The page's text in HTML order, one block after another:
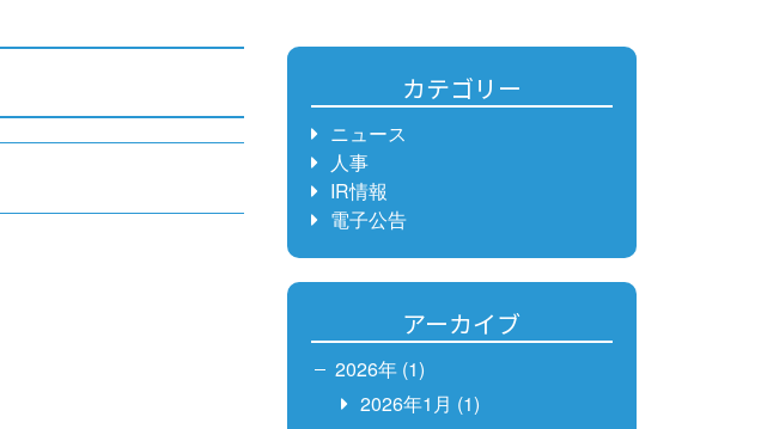
カテゴリー
ニュース
人事
IR情報
電子公告
アーカイブ
2026年 (1)
2026年1月 (1)